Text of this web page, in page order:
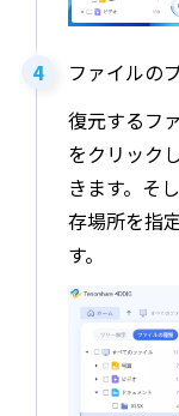
ファイルの
復元するフ
をクリック
きます。そ
存場所を指
す。